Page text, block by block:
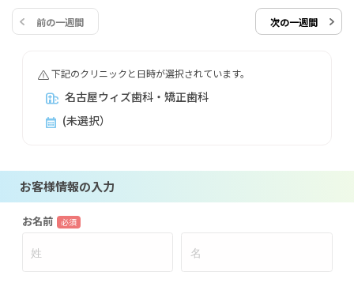
前の一週間 次の一週間
下記のクリニックと日時が選択されています。
名古屋ウィズ歯科・矯正歯科
(未選択）
お客様情報の入力
お名前 必須